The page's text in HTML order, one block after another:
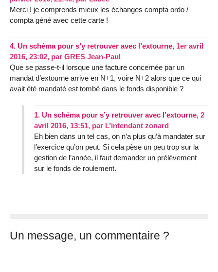
Merci ! je comprends mieux les échanges compta ordo /
compta géné avec cette carte !
4. Un schéma pour s’y retrouver avec l’extourne, 1er avril
2016, 23:02, par GRES Jean-Paul
Que se passe-t-il lorsque une facture concernée par un
mandat d’extourne arrive en N+1, voire N+2 alors que ce qui
avait été mandaté est tombé dans le fonds disponible ?
1. Un schéma pour s’y retrouver avec l’extourne, 2
avril 2016, 13:51, par L’intendant zonard
Eh bien dans un tel cas, on n’a plus qu’à mandater sur
l’exercice qu’on peut. Si cela pèse un peu trop sur la
gestion de l’année, il faut demander un prélèvement
sur le fonds de roulement.
Un message, un commentaire ?